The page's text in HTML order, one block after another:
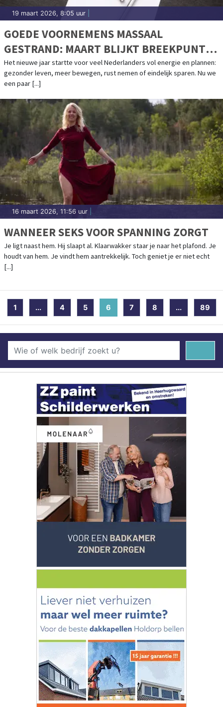
19 maart 2026, 8:05 uur
GOEDE VOORNEMENS MASSAAL
GESTRAND: MAART BLIJKT BREEKPUNT
VOOR NEDERLANDERS
Het nieuwe jaar startte voor veel Nederlanders vol energie en plannen:
gezonder leven, meer bewegen, rust nemen of eindelijk sparen. Nu we
een paar [...]
16 maart 2026, 11:56 uur
WANNEER SEKS VOOR SPANNING ZORGT
Je ligt naast hem. Hij slaapt al. Klaarwakker staar je naar het plafond. Je
houdt van hem. Je vindt hem aantrekkelijk. Toch geniet je er niet echt
[...]
1 ... 4 5 6 (current)
7 8 ... 89